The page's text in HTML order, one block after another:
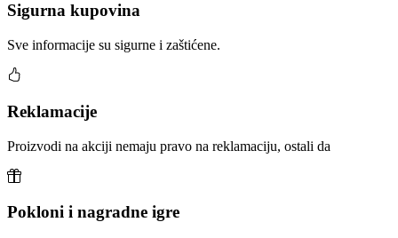
Sigurna kupovina
Sve informacije su sigurne i zaštićene.
Reklamacije
Proizvodi na akciji nemaju pravo na reklamaciju, ostali da
Pokloni i nagradne igre